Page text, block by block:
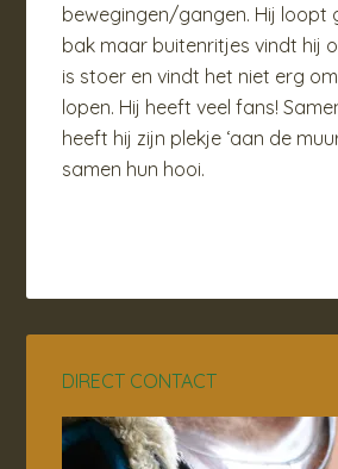
bewegingen/gangen. Hij loopt
bak maar buitenritjes vindt hij
is stoer en vindt het niet erg
lopen. Hij heeft veel fans!
heeft hij zijn plekje ‘aan de
samen hun hooi.
DIRECT CONTACT